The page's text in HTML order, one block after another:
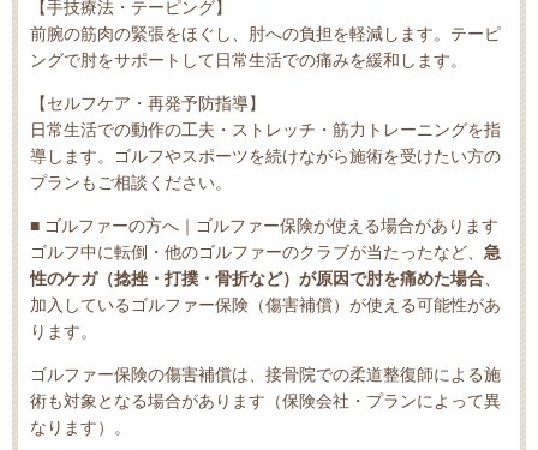
【手技療法・テーピング】
前腕の筋肉の緊張をほぐし、肘への負担を軽減します。テーピ
ングで肘をサポートして日常生活での痛みを緩和します。
【セルフケア・再発予防指導】
日常生活での動作の工夫・ストレッチ・筋力トレーニングを指
導します。ゴルフやスポーツを続けながら施術を受けたい方の
プランもご相談ください。
■ ゴルファーの方へ｜ゴルファー保険が使える場合があります
ゴルフ中に転倒・他のゴルファーのクラブが当たったなど、 急
性のケガ（捻挫・打撲・骨折など）が原因で肘を痛めた場合
加入しているゴルファー保険（傷害補償）が使える可能性があ
ります。
ゴルファー保険の傷害補償は、接骨院での柔道整復師による施
術も対象となる場合があります（保険会社・プランによって異
なります）。